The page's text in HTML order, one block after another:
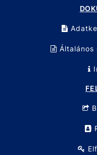
Általános